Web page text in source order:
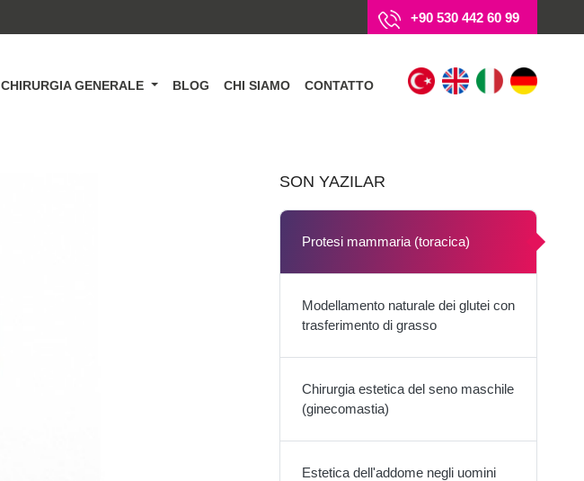
+90 530 442 60 99
CHIRURGIA GENERALE BLOG CHI SIAMO CONTATTO
SON YAZILAR
Protesi mammaria (toracica)
Modellamento naturale dei glutei con
trasferimento di grasso
Chirurgia estetica del seno maschile
(ginecomastia)
Estetica dell'addome negli uomini